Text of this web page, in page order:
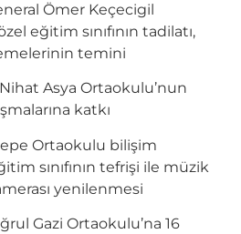
Ömer Keçecigil
eğitim sınıfının tadilatı,
temini
Asya Ortaokulu’nun
katkı
Ortaokulu bilişim
sınıfının tefrişi ile müzik
yenilenmesi
Gazi Ortaokulu’na 16